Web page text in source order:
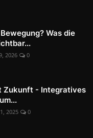
Was die
2026 0
Zukunft - Integratives
2025 0